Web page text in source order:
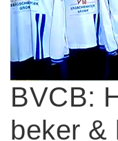
BVCB:
beker &